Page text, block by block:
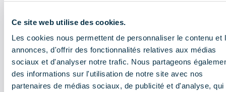
Ce site web utilise des cookies.
Les cookies nous permettent de personnaliser le contenu et
annonces, d'offrir des fonctionnalités relatives aux médias
sociaux et d'analyser notre trafic. Nous partageons
des informations sur l'utilisation de notre site avec nos
partenaires de médias sociaux, de publicité et d'analyse, qui